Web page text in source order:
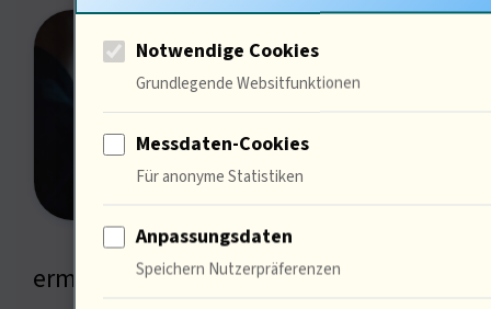
ermöglichen ( … ) Auch das Backup der
Notwendige Cookies
Grundlegende Websitfunktionen
Messdaten-Cookies
Für anonyme Statistiken
Anpassungsdaten
Speichern Nutzerpräferenzen